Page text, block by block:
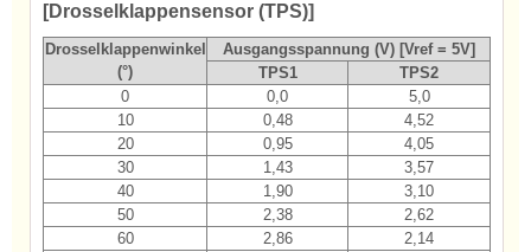
[Drosselklappensensor (TPS)]
Drosselklappenwinkel
(°)
Ausgangsspannung (V) [Vref = 5V]
TPS1
TPS2
0
0,0
5,0
10
0,48
4,52
20
0,95
4,05
30
1,43
3,57
40
1,90
3,10
50
2,38
2,62
60
2,86
2,14